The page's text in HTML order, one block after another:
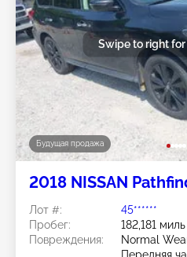
Будущая продажа
Swipe to right
2018 NISSAN
Лот #:
45******
Пробег:
182,181 миль
Повреждения:
Normal